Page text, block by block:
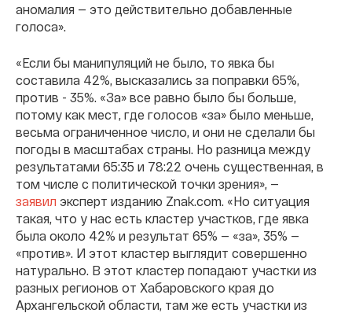
аномалия — это действительно добавленные
голоса».
«Если бы манипуляций не было, то явка бы
составила 42%, высказались за поправки 65%,
против - 35%. «За» все равно было бы больше,
потому как мест, где голосов «за» было меньше,
весьма ограниченное число, и они не сделали бы
погоды в масштабах страны. Но разница между
результатами 65:35 и 78:22 очень существенная, в
том числе с политической точки зрения», —
заявил эксперт изданию Znak.com. «Но ситуация
такая, что у нас есть кластер участков, где явка
была около 42% и результат 65% — «за», 35% —
«против». И этот кластер выглядит совершенно
натурально. В этот кластер попадают участки из
разных регионов от Хабаровского края до
Архангельской области, там же есть участки из